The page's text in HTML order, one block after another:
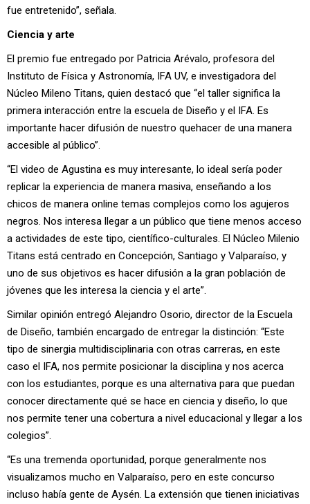
fue entretenido”, señala.
Ciencia y arte
El premio fue entregado por Patricia Arévalo, profesora del
Instituto de Física y Astronomía, IFA UV, e investigadora del
Núcleo Mileno Titans, quien destacó que “el taller significa la
primera interacción entre la escuela de Diseño y el IFA. Es
importante hacer difusión de nuestro quehacer de una manera
accesible al público”.
“El video de Agustina es muy interesante, lo ideal sería poder
replicar la experiencia de manera masiva, enseñando a los
chicos de manera online temas complejos como los agujeros
negros. Nos interesa llegar a un público que tiene menos acceso
a actividades de este tipo, científico-culturales. El Núcleo Milenio
Titans está centrado en Concepción, Santiago y Valparaíso, y
uno de sus objetivos es hacer difusión a la gran población de
jóvenes que les interesa la ciencia y el arte”.
Similar opinión entregó Alejandro Osorio, director de la Escuela
de Diseño, también encargado de entregar la distinción: “Este
tipo de sinergia multidisciplinaria con otras carreras, en este
caso el IFA, nos permite posicionar la disciplina y nos acerca
con los estudiantes, porque es una alternativa para que puedan
conocer directamente qué se hace en ciencia y diseño, lo que
nos permite tener una cobertura a nivel educacional y llegar a los
colegios”.
“Es una tremenda oportunidad, porque generalmente nos
visualizamos mucho en Valparaíso, pero en este concurso
incluso había gente de Aysén. La extensión que tienen iniciativas